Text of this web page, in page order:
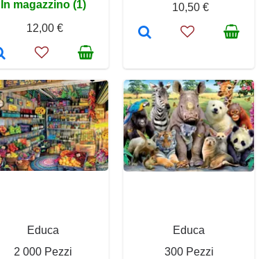
In magazzino (1)
12,00 €
10,50 €
Educa
2 000 Pezzi
Educa
300 Pezzi